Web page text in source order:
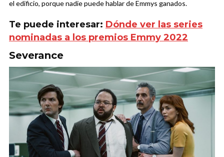
el edificio, porque nadie puede hablar de Emmys ganados.
Te puede interesar: Dónde ver las series
nominadas a los premios Emmy 2022
Severance